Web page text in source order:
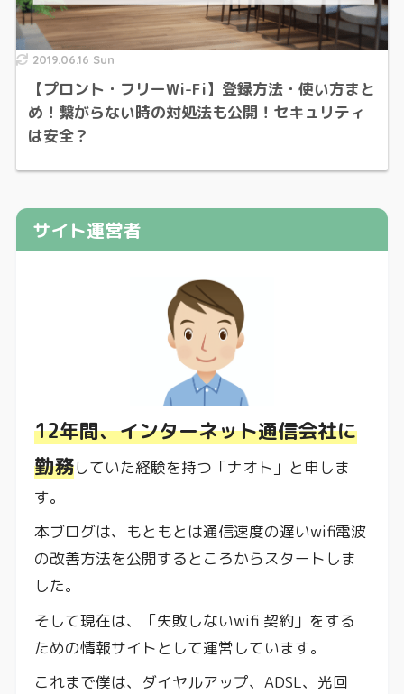
2019.06.16 Sun
【プロント・フリーWi-Fi】登録方法・使い方まと
め！繋がらない時の対処法も公開！セキュリティ
は安全？
サイト運営者
12年間、インターネット通信会社に
勤務していた経験を持つ「ナオト」と申しま
す。
本ブログは、もともとは通信速度の遅いwifi電波
の改善方法を公開するところからスタートしま
した。
そして現在は、「失敗しないwifi 契約」をする
ための情報サイトとして運営しています。
これまで僕は、ダイヤルアップ、ADSL、光回